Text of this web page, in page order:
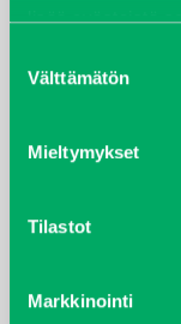
lisää evästeistä
valinta
Välttämätön
Mieltymykset
Tilastot
Markkinointi
joulukuu 2021
lokakuu 2021
kesäkuu 2021